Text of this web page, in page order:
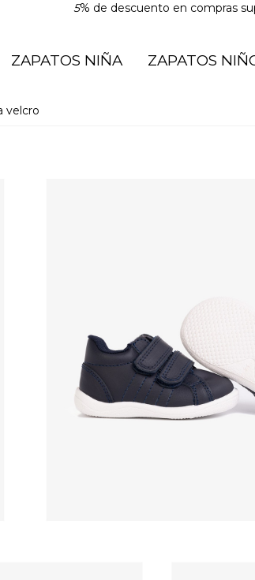
5% de descuento en compras
ZAPATOS NIÑA ZAPATOS
velcro